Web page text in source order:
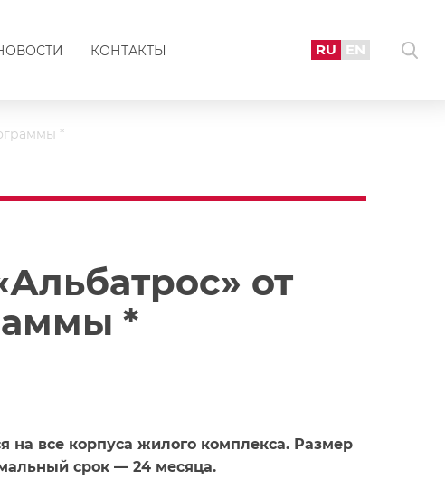
КОНТАКТЫ RU EN
*
от
*
на все корпуса жилого комплекса. Размер
срок — 24 месяца.